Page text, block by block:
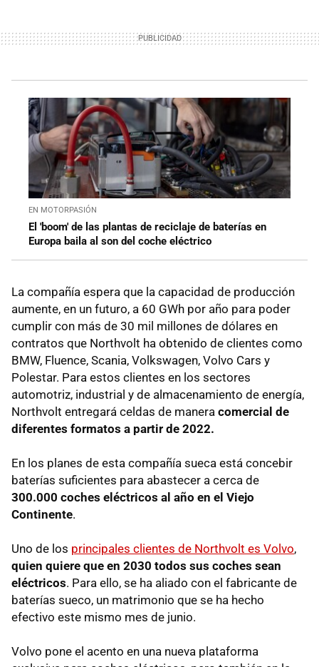
EN MOTORPASIÓN
El 'boom' de las plantas de reciclaje de baterías en
Europa baila al son del coche eléctrico
La compañía espera que la capacidad de producción
aumente, en un futuro, a 60 GWh por año para poder
cumplir con más de 30 mil millones de dólares en
contratos que Northvolt ha obtenido de clientes como
BMW, Fluence, Scania, Volkswagen, Volvo Cars y
Polestar. Para estos clientes en los sectores
automotriz, industrial y de almacenamiento de energía,
Northvolt entregará celdas de manera comercial de
diferentes formatos a partir de 2022.
En los planes de esta compañía sueca está concebir
baterías suficientes para abastecer a cerca de
300.000 coches eléctricos al año en el Viejo
Continente.
Uno de los principales clientes de Northvolt es Volvo,
quien quiere que en 2030 todos sus coches sean
eléctricos. Para ello, se ha aliado con el fabricante de
baterías sueco, un matrimonio que se ha hecho
efectivo este mismo mes de junio.
Volvo pone el acento en una nueva plataforma